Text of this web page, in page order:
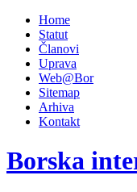
Home
Statut
Članovi
Uprava
Web@Bor
Sitemap
Arhiva
Kontakt
Borska